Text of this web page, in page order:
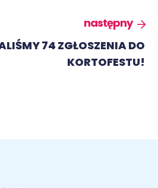
następny
74 ZGŁOSZENIA DO
KORTOFESTU!